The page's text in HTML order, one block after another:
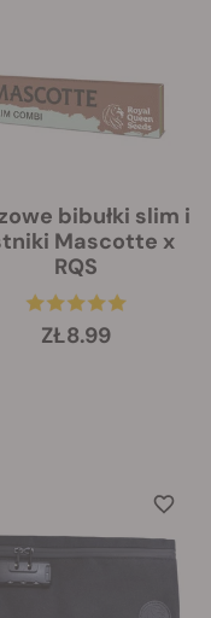
bibułki slim i
Mascotte x
RQS
ZŁ8.99